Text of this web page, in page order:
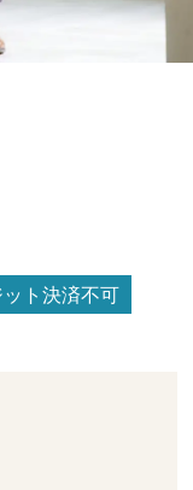
ット決済不可